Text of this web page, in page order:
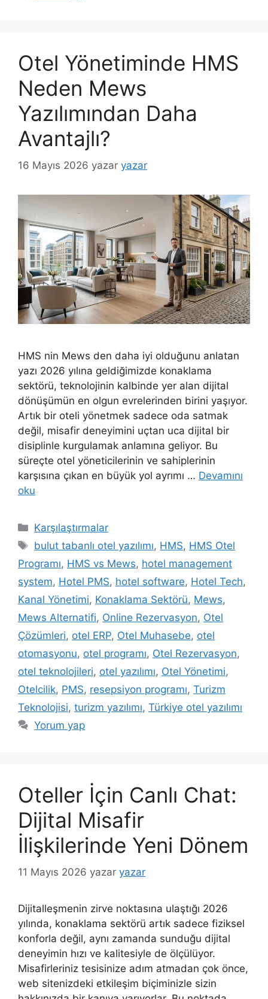
Otel Yönetiminde HMS
Neden Mews
Yazılımından Daha
Avantajlı?
16 Mayıs 2026 yazar yazar
HMS nin Mews den daha iyi olduğunu anlatan
yazı 2026 yılına geldiğimizde konaklama
sektörü, teknolojinin kalbinde yer alan dijital
dönüşümün en olgun evrelerinden birini yaşıyor.
Artık bir oteli yönetmek sadece oda satmak
değil, misafir deneyimini uçtan uca dijital bir
disiplinle kurgulamak anlamına geliyor. Bu
süreçte otel yöneticilerinin ve sahiplerinin
karşısına çıkan en büyük yol ayrımı … Devamını
oku
Kategoriler
Karşılaştırmalar
Etiketler
bulut tabanlı otel yazılımı, HMS, HMS Otel
Programı, HMS vs Mews, hotel management
system, Hotel PMS, hotel software, Hotel Tech,
Kanal Yönetimi, Konaklama Sektörü, Mews,
Mews Alternatifi, Online Rezervasyon, Otel
Çözümleri, otel ERP, Otel Muhasebe, otel
otomasyonu, otel programı, Otel Rezervasyon,
otel teknolojileri, otel yazılımı, Otel Yönetimi,
Otelcilik, PMS, resepsiyon programı, Turizm
Teknolojisi, turizm yazılımı, Türkiye otel yazılımı
Yorum yap
Oteller İçin Canlı Chat:
Dijital Misafir
İlişkilerinde Yeni Dönem
11 Mayıs 2026 yazar yazar
Dijitalleşmenin zirve noktasına ulaştığı 2026
yılında, konaklama sektörü artık sadece fiziksel
konforla değil, aynı zamanda sunduğu dijital
deneyimin hızı ve kalitesiyle de ölçülüyor.
Misafirleriniz tesisinize adım atmadan çok önce,
web sitenizdeki etkileşim biçiminizle sizin